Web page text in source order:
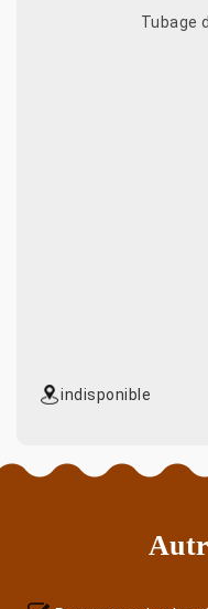
Tubage
indisponible